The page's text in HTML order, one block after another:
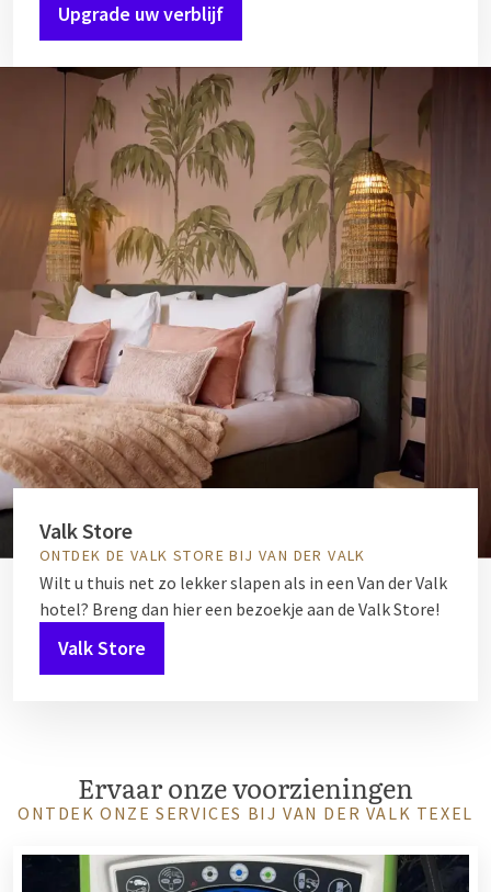
Upgrade uw verblijf
Valk Store
ONTDEK DE VALK STORE BIJ VAN DER VALK
Wilt u thuis net zo lekker slapen als in een Van der Valk
hotel? Breng dan hier een bezoekje aan de Valk Store!
Valk Store
Ervaar onze voorzieningen
ONTDEK ONZE SERVICES BIJ VAN DER VALK TEXEL